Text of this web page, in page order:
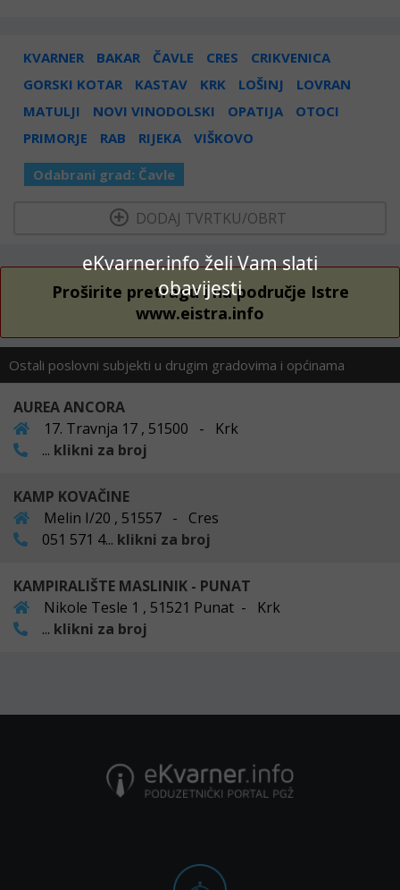
eKvarner.info želi Vam slati
obavijesti
KVARNER BAKAR ČAVLE CRES
CRIKVENICA
GORSKI KOTAR
KASTAV KRK LOŠINJ
LOVRAN
MATULJI
NOVI VINODOLSKI OPATIJA
OTOCI
PRIMORJE
RAB RIJEKA VIŠKOVO
Odabrani grad: Čavle
DODAJ TVRTKU/OBRT
Proširite pretragu i na područje Istre
www.eistra.info
Ostali poslovni subjekti u drugim gradovima i općinama
AUREA ANCORA
17. Travnja 17 , 51500 - Krk
... klikni za broj
KAMP KOVAČINE
Melin I/20 , 51557 - Cres
051 571 4... klikni za broj
KAMPIRALIŠTE MASLINIK - PUNAT
Nikole Tesle 1 , 51521 Punat - Krk
... klikni za broj